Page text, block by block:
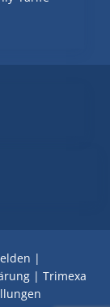
|
| Trimexa